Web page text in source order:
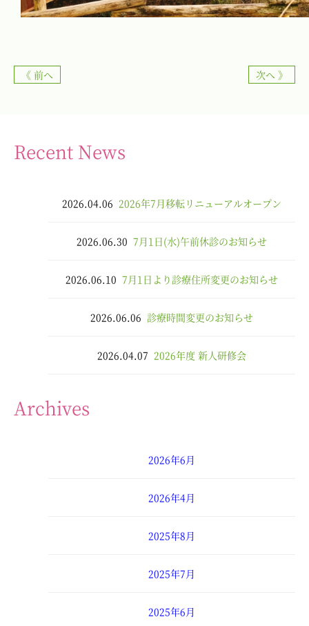
《 前へ 次へ 》
Recent News
2026.04.06 2026年7月移転リニューアルオープン
2026.06.30 7月1日(水)午前休診のお知らせ
2026.06.10 7月1日より診療住所変更のお知らせ
2026.06.06 診療時間変更のお知らせ
2026.04.07 2026年度 新人研修会
Archives
2026年6月
2026年4月
2025年8月
2025年7月
2025年6月